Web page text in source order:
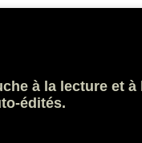
à la lecture et
édités.